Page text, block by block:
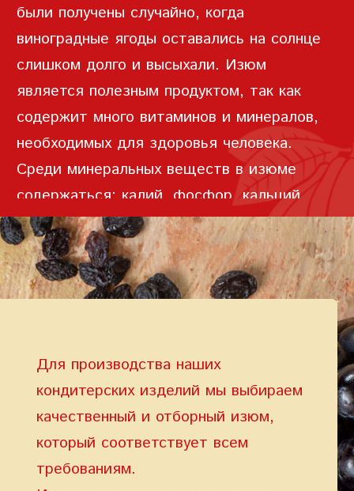
были получены случайно, когда
виноградные ягоды оставались на солнце
слишком долго и высыхали. Изюм
является полезным продуктом, так как
содержит много витаминов и минералов,
необходимых для здоровья человека.
Среди минеральных веществ в изюме
содержаться: калий, фосфор, кальций,
магний, натрий, железо и цинк. Изюм
богат и витаминами, среди которых:
витамины группы B(B1, B2, B3, B5, B6, B9),
аскорбиновая кислота C, токоферол E,
Для производства наших
кондитерских изделий мы выбираем
качественный и отборный изюм,
который соответствует всем
требованиям.
СОЗДАТЬ УЧЕТНУЮ
Условия предоставления услуг
Политика
конфиденциальности